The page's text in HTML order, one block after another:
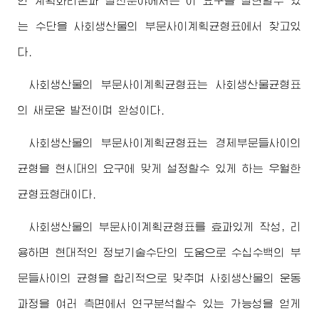
는 수단을 사회생산물의 부문사이계획균형표에서 찾고있
다.
사회생산물의 부문사이계획균형표는 사회생산물균형표
의 새로운 발전이며 완성이다.
사회생산물의 부문사이계획균형표는 경제부문들사이의
균형을 현시대의 요구에 맞게 설정할수 있게 하는 우월한
균형표형태이다.
사회생산물의 부문사이계획균형표를 효과있게 작성, 리
용하면 현대적인 정보기술수단의 도움으로 수십수백의 부
문들사이의 균형을 합리적으로 맞추며 사회생산물의 운동
과정을 여러 측면에서 연구분석할수 있는 가능성을 얻게